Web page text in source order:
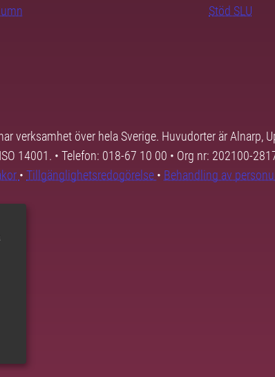
Stöd SLU
verksamhet över hela Sverige. Huvudorter är Alnarp,
14001. • Telefon: 018-67 10 00 • Org nr: 202100-
• Tillgänglighetsredogörelse • Behandling av